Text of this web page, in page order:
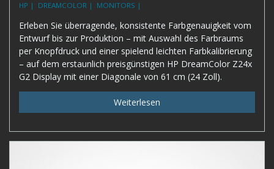
HP | DREAMCOLOR | MONITORS |
Erleben Sie überragende, konsistente Farbgenauigkeit vom
Entwurf bis zur Produktion – mit Auswahl des Farbraums
per Knopfdruck und einer spielend leichten Farbkalibrierung
– auf dem erstaunlich preisgünstigen HP DreamColor Z24x
G2 Display mit einer Diagonale von 61 cm (24 Zoll).
Weiterlesen